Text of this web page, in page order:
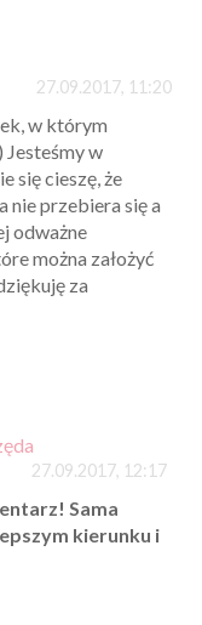
27.09.2017, 11:20
w którym
Jesteśmy w
się cieszę, że
nie przebiera się a
odważne
można założyć
za
27.09.2017, 12:17
Sama
kierunku i